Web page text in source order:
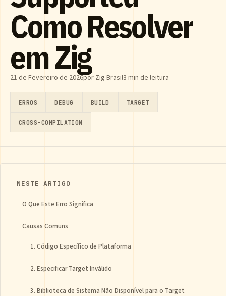
Como Resolver
em Zig
21 de Fevereiro de 2026por Zig Brasil3 min de leitura
ERROS DEBUG BUILD TARGET
CROSS-COMPILATION
NESTE ARTIGO
O Que Este Erro Significa
Causas Comuns
1. Código Específico de Plataforma
2. Especificar Target Inválido
3. Biblioteca de Sistema Não Disponível para o Target